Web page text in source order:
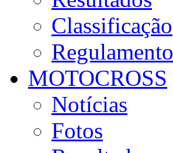
Classificação
Regulamento
MOTOCROSS
Notícias
Fotos